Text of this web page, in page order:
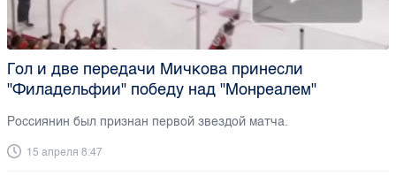
Гол и две передачи Мичкова принесли
"Филадельфии" победу над "Монреалем"
Россиянин был признан первой звездой матча.
15 апреля 8:47